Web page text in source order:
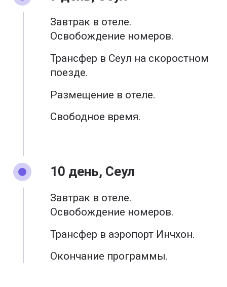
Завтрак в отеле.
Освобождение номеров.
Трансфер в Сеул на скоростном
поезде.
Размещение в отеле.
Свободное время.
10 день, Сеул
Завтрак в отеле.
Освобождение номеров.
Трансфер в аэропорт Инчхон.
Окончание программы.